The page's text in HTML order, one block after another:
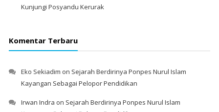
Kunjungi Posyandu Kerurak
Komentar Terbaru
Eko Sekiadim on Sejarah Berdirinya Ponpes Nurul Islam
Kayangan Sebagai Pelopor Pendidikan
Irwan Indra on Sejarah Berdirinya Ponpes Nurul Islam